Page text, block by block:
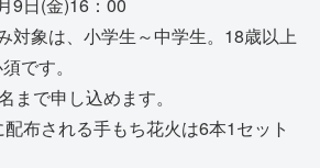
9日(金)16：00
対象は、小学生～中学生。18歳以上
です。
まで申し込めます。
布される手もち花火は6本1セット